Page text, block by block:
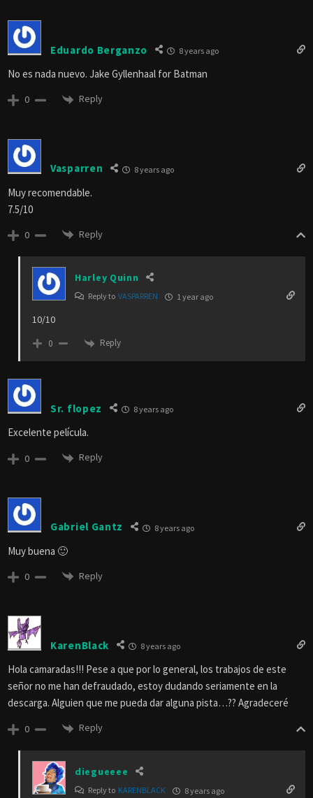
Eduardo Berganzo 8 years ago
No es nada nuevo. Jake Gyllenhaal for Batman
0 Reply
Vasparren 8 years ago
Muy recomendable.
7.5/10
0 Reply
Harley Quinn
Reply to VASPARREN 1 year ago
10/10
0 Reply
Sr. flopez 8 years ago
Excelente película.
0 Reply
Gabriel Gantz 8 years ago
Muy buena 🙂
0 Reply
KarenBlack 8 years ago
Hola camaradas!!! Pese a que por lo general, los trabajos de este
señor no me han defraudado, estoy dudando seriamente en la
descarga. Alguien que me pueda dar alguna pista…?? Agradeceré
0 Reply
diegueeee
Reply to KARENBLACK 8 years ago